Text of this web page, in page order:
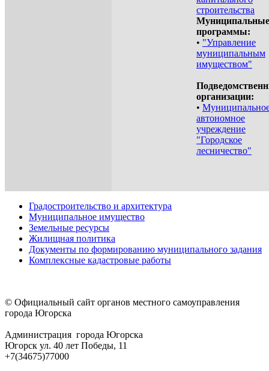
строительства
Муниципальные
программы:
• "Управление
муниципальным
имуществом"
организации:
•
автономное
учреждение
"Городское
лесничество"
Градостроительство и архитектура
Муниципальное имущество
Земельные ресурсы
Жилищная политика
Документы по формированию муниципального задания
Комплексные кадастровые работы
© Официальный сайт органов местного самоуправления
города Югорска
Администрация города Югорска
Югорск ул. 40 лет Победы, 11
+7(34675)77000